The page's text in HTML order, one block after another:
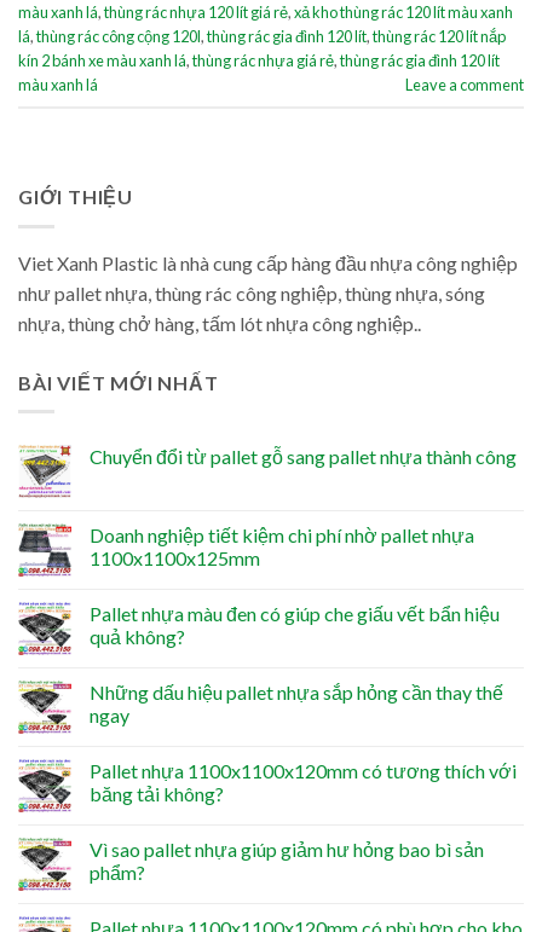
màu xanh lá,thùng rác nhựa 120 lít giá rẻ,xả kho thùng rác 120 lít màu xanh
lá,thùng rác công cộng 120l,thùng rác gia đình 120 lít,thùng rác 120 lít nắp
kín 2 bánh xe màu xanh lá,thùng rác nhựa giá rẻ,thùng rác gia đình 120 lít
màu xanh lá
Leave a comment
GIỚI THIỆU
Viet Xanh Plastic là nhà cung cấp hàng đầu nhựa công nghiệp
như pallet nhựa, thùng rác công nghiệp, thùng nhựa, sóng
nhựa, thùng chở hàng, tấm lót nhựa công nghiệp..
BÀI VIẾT MỚI NHẤT
Chuyển đổi từ pallet gỗ sang pallet nhựa thành công
Doanh nghiệp tiết kiệm chi phí nhờ pallet nhựa
1100x1100x125mm
Pallet nhựa màu đen có giúp che giấu vết bẩn hiệu
quả không?
Những dấu hiệu pallet nhựa sắp hỏng cần thay thế
ngay
Pallet nhựa 1100x1100x120mm có tương thích với
băng tải không?
Vì sao pallet nhựa giúp giảm hư hỏng bao bì sản
phẩm?